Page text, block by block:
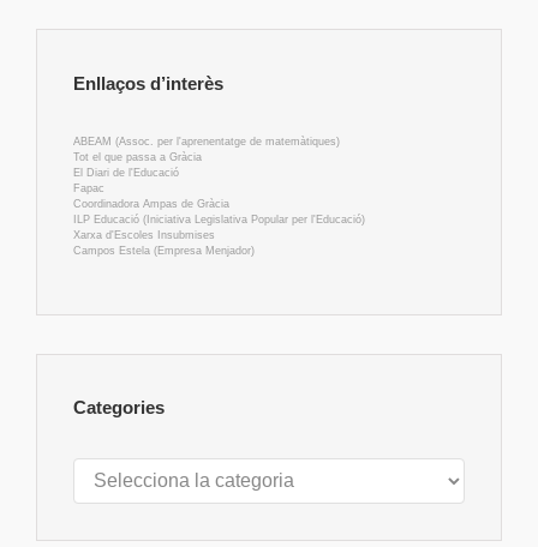
Enllaços d’interès
ABEAM (Assoc. per l'aprenentatge de matemàtiques)
Tot el que passa a Gràcia
El Diari de l'Educació
Fapac
Coordinadora Ampas de Gràcia
ILP Educació (Iniciativa Legislativa Popular per l'Educació)
Xarxa d'Escoles Insubmises
Campos Estela (Empresa Menjador)
Categories
Categories